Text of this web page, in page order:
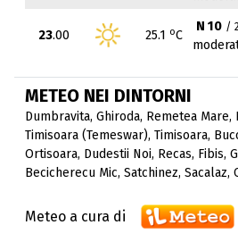
23.00 25.1 oC
N 10 /
METEO NEI DINTORNI
Dumbravita, Ghiroda, Remetea Mare,
Timisoara (Temeswar), Timisoara,
Ortisoara, Dudestii Noi, Recas, Fibis,
Becicherecu Mic, Satchinez, Sacalaz,
Meteo a cura di